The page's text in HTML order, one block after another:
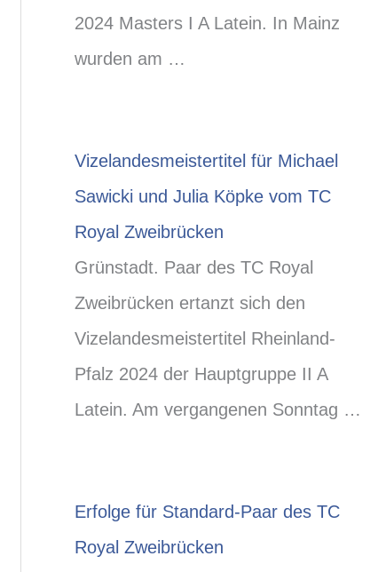
2024 Masters I A Latein. In Mainz
wurden am …
Vizelandesmeistertitel für Michael
Sawicki und Julia Köpke vom TC
Royal Zweibrücken
Grünstadt. Paar des TC Royal
Zweibrücken ertanzt sich den
Vizelandesmeistertitel Rheinland-
Pfalz 2024 der Hauptgruppe II A
Latein. Am vergangenen Sonntag …
Erfolge für Standard-Paar des TC
Royal Zweibrücken